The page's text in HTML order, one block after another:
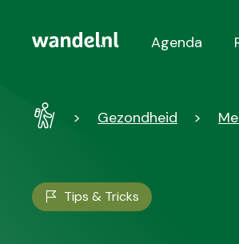
Agenda
WandelGezondheid
Tips & Tricks